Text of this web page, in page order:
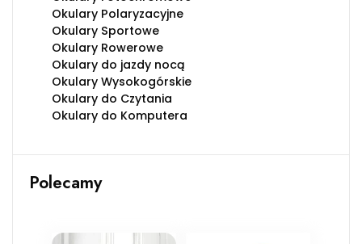
Okulary Polaryzacyjne
Okulary Sportowe
Okulary Rowerowe
Okulary do jazdy nocą
Okulary Wysokogórskie
Okulary do Czytania
Okulary do Komputera
Polecamy